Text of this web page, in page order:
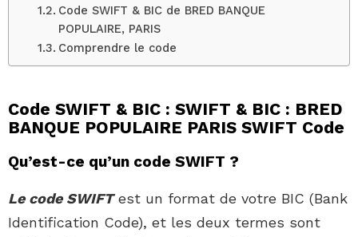
Code SWIFT & BIC de BRED BANQUE
POPULAIRE, PARIS
Comprendre le code
Code SWIFT & BIC : SWIFT & BIC : BRED
BANQUE POPULAIRE PARIS SWIFT Code
Qu’est-ce qu’un code SWIFT ?
Le code SWIFTest un format de votre BIC (Bank
Identification Code), et les deux termes sont